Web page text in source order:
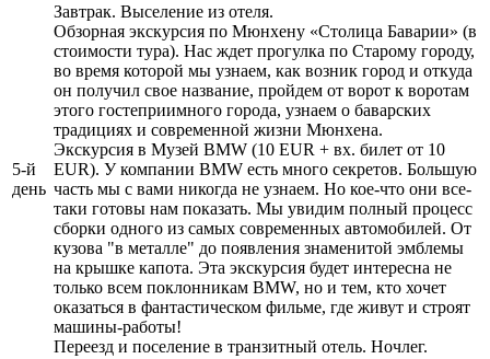
5-й
день
Завтрак. Выселение из отеля.
Обзорная экскурсия по Мюнхену «Столица Баварии» (в
стоимости тура). Нас ждет прогулка по Старому городу,
во время которой мы узнаем, как возник город и откуда
он получил свое название, пройдем от ворот к воротам
этого гостеприимного города, узнаем о баварских
традициях и современной жизни Мюнхена.
Экскурсия в Музей BMW (10 EUR + вх. билет от 10
EUR). У компании BMW есть много секретов. Большую
часть мы с вами никогда не узнаем. Но кое-что они все-
таки готовы нам показать. Мы увидим полный процесс
сборки одного из самых современных автомобилей. От
кузова "в металле" до появления знаменитой эмблемы
на крышке капота. Эта экскурсия будет интересна не
только всем поклонникам BMW, но и тем, кто хочет
оказаться в фантастическом фильме, где живут и строят
машины-работы!
Переезд и поселение в транзитный отель. Ночлег.